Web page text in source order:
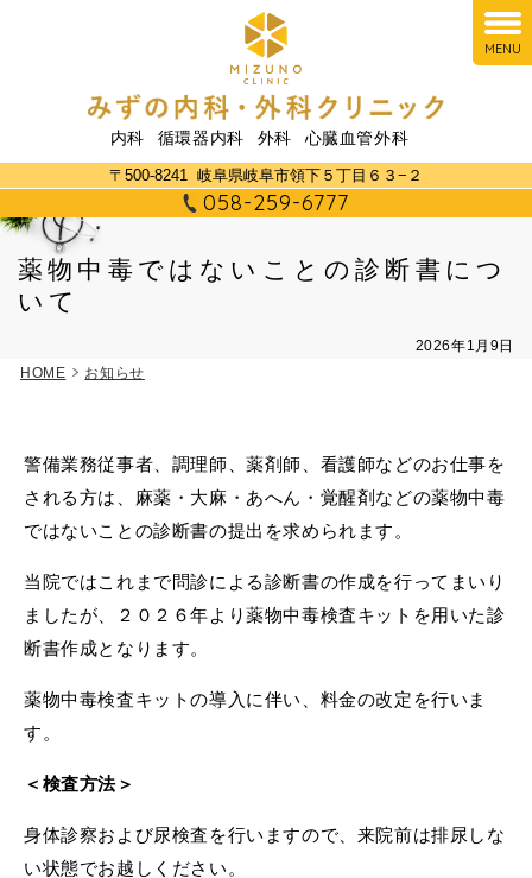
内科 循環器内科 外科 心臓血管外科
〒500-8241 岐阜県岐阜市領下５丁目６３−２
058-259-6777
MENU
薬物中毒ではないことの診断書につ
いて
2026年1月9日
HOME
お知らせ
警備業務従事者、調理師、薬剤師、看護師などのお仕事を
される方は、麻薬・大麻・あへん・覚醒剤などの薬物中毒
ではないことの診断書の提出を求められます。
当院ではこれまで問診による診断書の作成を行ってまいり
ましたが、２０２６年より薬物中毒検査キットを用いた診
断書作成となります。
薬物中毒検査キットの導入に伴い、料金の改定を行いま
す。
＜検査方法＞
身体診察および尿検査を行いますので、来院前は排尿しな
い状態でお越しください。